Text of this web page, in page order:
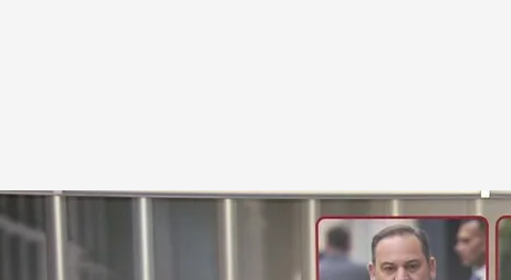
condena más elevada de un exministro del Gobierno.Cuatro
digital Noticias Cuatro